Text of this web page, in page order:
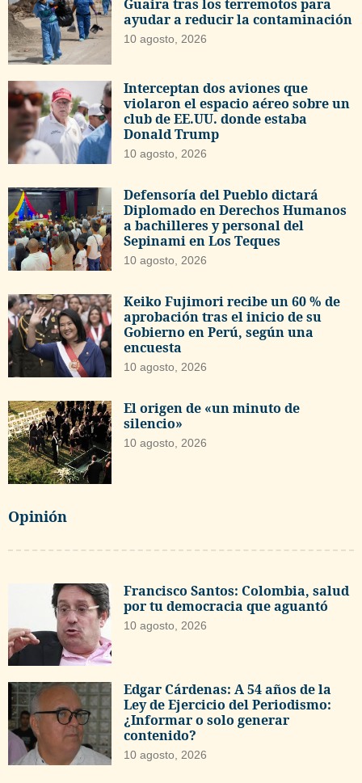
Guaira tras los terremotos para
ayudar a reducir la contaminación
10 agosto, 2026
Interceptan dos aviones que
violaron el espacio aéreo sobre un
club de EE.UU. donde estaba
Donald Trump
10 agosto, 2026
Defensoría del Pueblo dictará
Diplomado en Derechos Humanos
a bachilleres y personal del
Sepinami en Los Teques
10 agosto, 2026
Keiko Fujimori recibe un 60 % de
aprobación tras el inicio de su
Gobierno en Perú, según una
encuesta
10 agosto, 2026
El origen de «un minuto de
silencio»
10 agosto, 2026
Opinión
Francisco Santos: Colombia, salud
por tu democracia que aguantó
10 agosto, 2026
Edgar Cárdenas: A 54 años de la
Ley de Ejercicio del Periodismo:
¿Informar o solo generar
contenido?
10 agosto, 2026